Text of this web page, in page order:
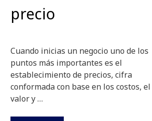
precio
Cuando inicias un negocio uno de los
puntos más importantes es el
establecimiento de precios, cifra
conformada con base en los costos, el
valor y …